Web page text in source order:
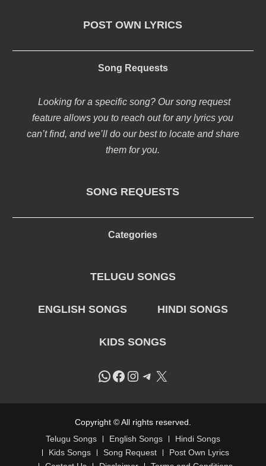
POST OWN LYRICS
Song Requests
Looking for a specific song? Our song request
feature allows you to reach out for any lyrics you
can’t find, and we’ll do our best to locate and share
them for you.
SONG REQUESTS
Categories
TELUGU SONGS
ENGLISH SONGS HINDI SONGS
KIDS SONGS
WhatsApp
Facebook
Instagram
Telegram
X
Copyright © All rights reserved.
Telugu Songs
English Songs
Hindi Songs
Kids Songs
Song Request
Post Own Lyrics